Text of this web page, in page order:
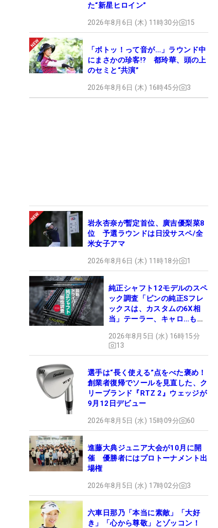
た“新星ヒロイン”
2026年8月6日 (木) 11時30分 15
「ボトッ！って音が…」ラウンド中
にまさかの珍客!? 都玲華、頭の上
のセミと“共演”
2026年8月6日 (木) 16時45分 3
岩永杏奈が暫定首位、廣吉優梨菜8
位 予選ラウンドは日没サスペ/全
米女子アマ
2026年8月6日 (木) 11時18分 1
純正シャフト12モデルのスペ
ック調査「ピンの純正Sフレ
ックスは、カスタムの6X相
当」テーラー、キャロ…もチ
2026年8月5日 (水) 16時15分
13
選手は“長く使える”点をべた褒め！
創業者復帰でソールを見直した、ク
リーブランド『RTZ 2』ウェッジが
9月12日デビュー
2026年8月5日 (水) 15時09分 60
進藤大典ジュニア大会が10月に開
催 優勝者にはプロトーナメント出
場権
2026年8月5日 (水) 17時02分 3
六車日那乃「本当に素敵」「大好
き」「心から尊敬」とゾッコン！